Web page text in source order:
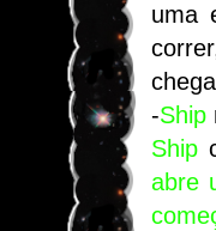
uma
-Ship
Ship
abre